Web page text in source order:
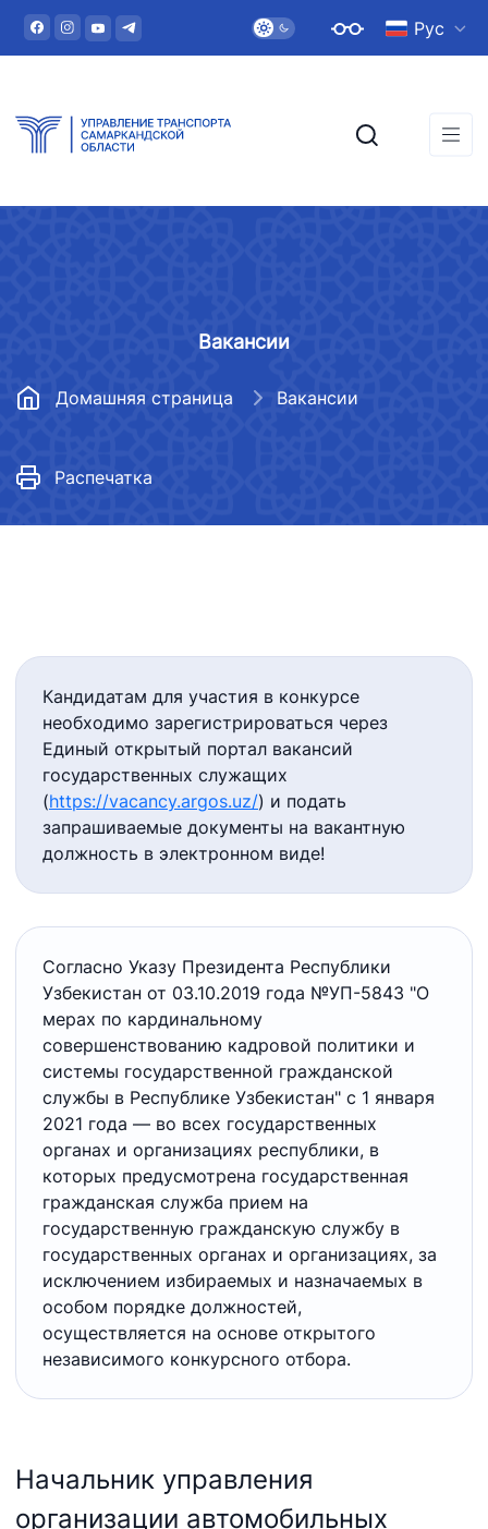
Рус
Вакансии
Домашняя страница Вакансии
Распечатка
Кандидатам для участия в конкурсе
необходимо зарегистрироваться через
Единый открытый портал вакансий
государственных служащих
(https://vacancy.argos.uz/) и подать
запрашиваемые документы на вакантную
должность в электронном виде!
Согласно Указу Президента Республики
Узбекистан от 03.10.2019 года №УП-5843 "О
мерах по кардинальному
совершенствованию кадровой политики и
системы государственной гражданской
службы в Республике Узбекистан" с 1 января
2021 года — во всех государственных
органах и организациях республики, в
которых предусмотрена государственная
гражданская служба прием на
государственную гражданскую службу в
государственных органах и организациях, за
исключением избираемых и назначаемых в
особом порядке должностей,
осуществляется на основе открытого
независимого конкурсного отбора.
Начальник управления
организации автомобильных